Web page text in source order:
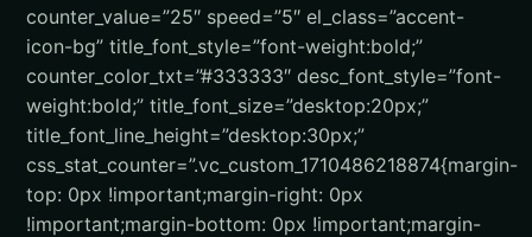
counter_value=”25″ speed=”5″ el_class=”accent-
icon-bg” title_font_style=”font-weight:bold;”
counter_color_txt=”#333333″ desc_font_style=”font-
weight:bold;” title_font_size=”desktop:20px;”
title_font_line_height=”desktop:30px;”
css_stat_counter=”.vc_custom_1710486218874{margin-
top: 0px !important;margin-right: 0px
!important;margin-bottom: 0px !important;margin-